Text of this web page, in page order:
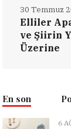
Elliler
ve Şiirin
Üzerine
30 Temmuz
En son
6